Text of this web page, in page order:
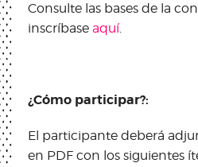
Consulte las bases de la
inscríbase aquí.
¿Cómo participar?:
El participante deberá
en PDF con los siguientes